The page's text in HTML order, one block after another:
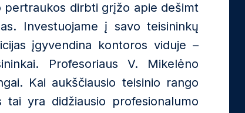
pertraukos dirbti grįžo apie dešimt
Investuojame į savo teisininkų
įgyvendina kontoros viduje –
Profesoriaus V. Mikelėno
Kai aukščiausio teisinio rango
yra didžiausio profesionalumo